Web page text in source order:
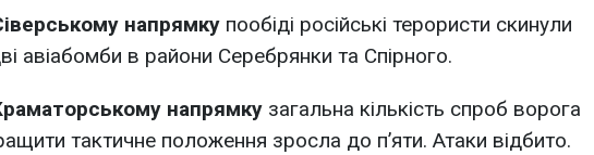
напрямку пообіді російські терористи скинули
авіабомби в райони Серебрянки та Спірного.
напрямку загальна кількість спроб ворога
тактичне положення зросла до п’яти. Атаки відбито.